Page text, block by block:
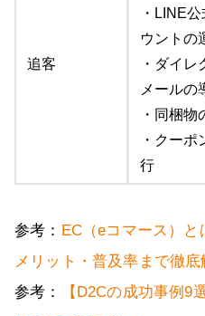
追客
・LINE
ウントの
・ダイレ
メールの
・同梱物
・クーポ
行
参考： EC（eコマース）
メリット・普及率まで徹底
参考：
【D2Cの成功事例9